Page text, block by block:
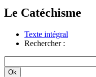
Le Catéchisme
Texte intégral
Rechercher :